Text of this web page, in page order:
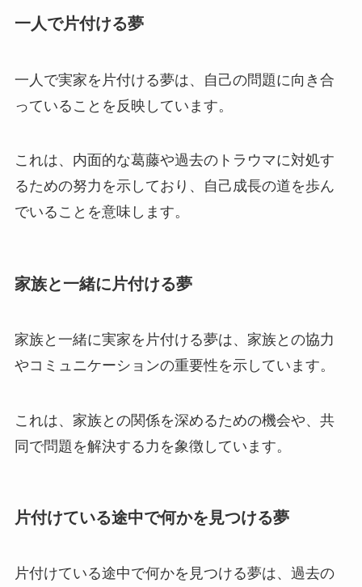
一人で片付ける夢
一人で実家を片付ける夢は、自己の問題に向き合
っていることを反映しています。
これは、内面的な葛藤や過去のトラウマに対処す
るための努力を示しており、自己成長の道を歩ん
でいることを意味します。
家族と一緒に片付ける夢
家族と一緒に実家を片付ける夢は、家族との協力
やコミュニケーションの重要性を示しています。
これは、家族との関係を深めるための機会や、共
同で問題を解決する力を象徴しています。
片付けている途中で何かを見つける夢
片付けている途中で何かを見つける夢は、過去の